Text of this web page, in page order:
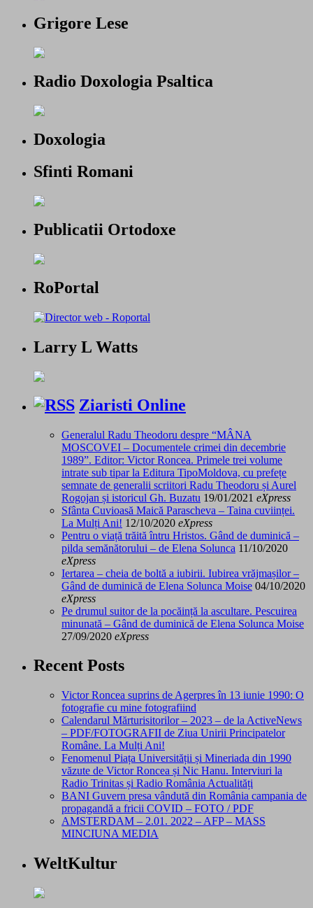
Grigore Lese
Radio Doxologia Psaltica
Doxologia
Sfinti Romani
Publicatii Ortodoxe
RoPortal
Larry L Watts
Ziaristi Online
Generalul Radu Theodoru despre “MÂNA
MOSCOVEI – Documentele crimei din decembrie
1989”. Editor: Victor Roncea. Primele trei volume
intrate sub tipar la Editura TipoMoldova, cu prefețe
semnate de generalii scriitori Radu Theodoru și Aurel
Rogojan și istoricul Gh. Buzatu 19/01/2021 eXpress
Sfânta Cuvioasă Maică Parascheva – Taina cuviinței.
La Mulți Ani! 12/10/2020 eXpress
Pentru o viață trăită întru Hristos. Gând de duminică –
pilda semănătorului – de Elena Solunca 11/10/2020
eXpress
Iertarea – cheia de boltă a iubirii. Iubirea vrăjmașilor –
Gând de duminică de Elena Solunca Moise 04/10/2020
eXpress
Pe drumul suitor de la pocăință la ascultare. Pescuirea
minunată – Gând de duminică de Elena Solunca Moise
27/09/2020 eXpress
Recent Posts
Victor Roncea suprins de Agerpres în 13 iunie 1990: O
fotografie cu mine fotografiind
Calendarul Mărturisitorilor – 2023 – de la ActiveNews
– PDF/FOTOGRAFII de Ziua Unirii Principatelor
Române. La Mulți Ani!
Fenomenul Piața Universității și Mineriada din 1990
văzute de Victor Roncea și Nic Hanu. Interviuri la
Radio Trinitas și Radio România Actualități
BANI Guvern presa vândută din România campania de
propagandă a fricii COVID – FOTO / PDF
AMSTERDAM – 2.01. 2022 – AFP – MASS
MINCIUNA MEDIA
WeltKultur